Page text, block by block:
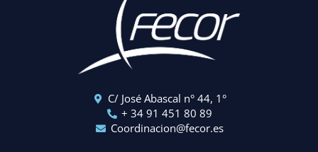
C/ José Abascal n° 44, 1°
+ 34 91 451 80 89
Coordinacion@fecor.es